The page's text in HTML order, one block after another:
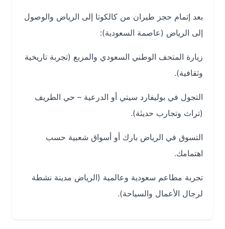
بعد إتمام حجز طيران من كالكوتا إلى الرياض والوصول
إلى الرياض (عاصمة السعودية):
زيارة المتحف الوطني السعودي والمربع (تجربة تاريخية
وثقافية).
التجول في بوليفارد سيتي أو الدرعية – حي الطريف
(تراث وتجارب حديثة).
التسوق في الرياض بارك أو أسواق شعبية حسب
اهتمامك.
تجربة مطاعم سعودية وعالمية (الرياض مدينة نشطة
لرجال الأعمال والسياحة).